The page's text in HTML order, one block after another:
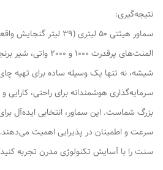
نتیجه‌گیری:
سماور هیئتی 50 لیتری (39
المنت‌های پرقدرت 1000
شیشه، نه تنها یک وسیله ساده برای تهیه
سرمایه‌گذاری هوشمندانه برای راحتی،
بزرگ شماست. این سماور، انتخابی ایده‌آل
سرعت و اطمینان در پذیرایی اهمیت
سنت را با آسایش تکنولوژی مدرن تجربه